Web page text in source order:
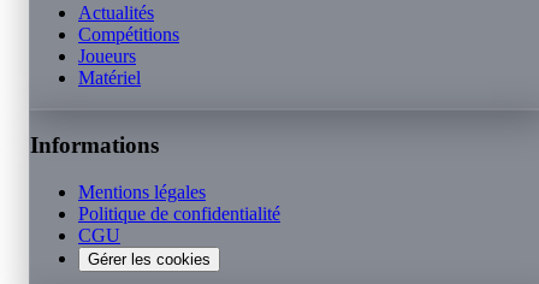
Actualités
Compétitions
Joueurs
Matériel
Informations
Mentions légales
Politique de confidentialité
CGU
Gérer les cookies